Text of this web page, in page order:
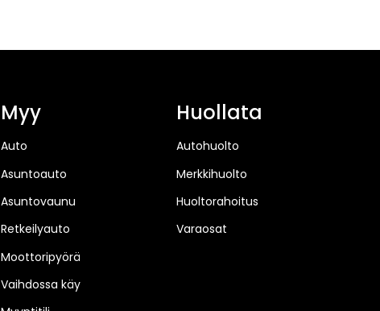
Myy
Auto
Asuntoauto
Asuntovaunu
Retkeilyauto
Moottoripyörä
Vaihdossa käy
Huollata
Autohuolto
Merkkihuolto
Huoltorahoitus
Varaosat